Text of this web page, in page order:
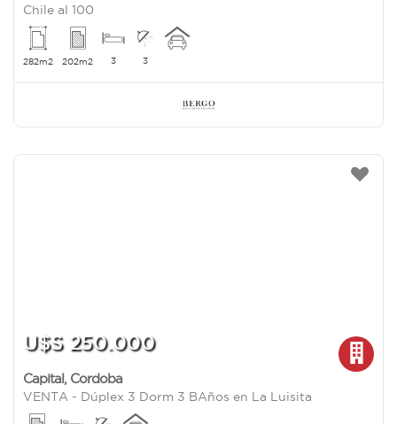
Chile al 100
282m2 202m2 3 3
U$S 250.000
Capital, Cordoba
VENTA - Dúplex 3 Dorm 3 BAños en La Luisita